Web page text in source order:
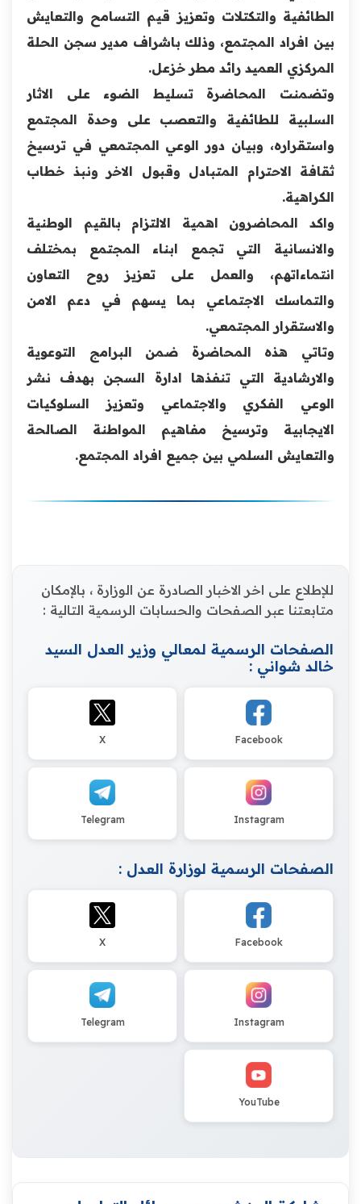
الطائفية والتكتلات وتعزيز قيم التسامح والتعايش
بين افراد المجتمع، وذلك باشراف مدير سجن الحلة
المركزي العميد رائد مطر خزعل.
وتضمنت المحاضرة تسليط الضوء على الاثار
السلبية للطائفية والتعصب على وحدة المجتمع
واستقراره، وبيان دور الوعي المجتمعي في ترسيخ
ثقافة الاحترام المتبادل وقبول الاخر ونبذ خطاب
الكراهية.
واكد المحاضرون اهمية الالتزام بالقيم الوطنية
والانسانية التي تجمع ابناء المجتمع بمختلف
انتماءاتهم، والعمل على تعزيز روح التعاون
والتماسك الاجتماعي بما يسهم في دعم الامن
والاستقرار المجتمعي.
وتاتي هذه المحاضرة ضمن البرامج التوعوية
والارشادية التي تنفذها ادارة السجن بهدف نشر
الوعي الفكري والاجتماعي وتعزيز السلوكيات
الايجابية وترسيخ مفاهيم المواطنة الصالحة
والتعايش السلمي بين جميع افراد المجتمع.
للإطلاع على اخر الاخبار الصادرة عن الوزارة ، بالإمكان
متابعتنا عبر الصفحات والحسابات الرسمية التالية :
الصفحات الرسمية لمعالي وزير العدل السيد
خالد شواني :
Facebook
X
Instagram
Telegram
الصفحات الرسمية لوزارة العدل :
Facebook
X
Instagram
Telegram
YouTube